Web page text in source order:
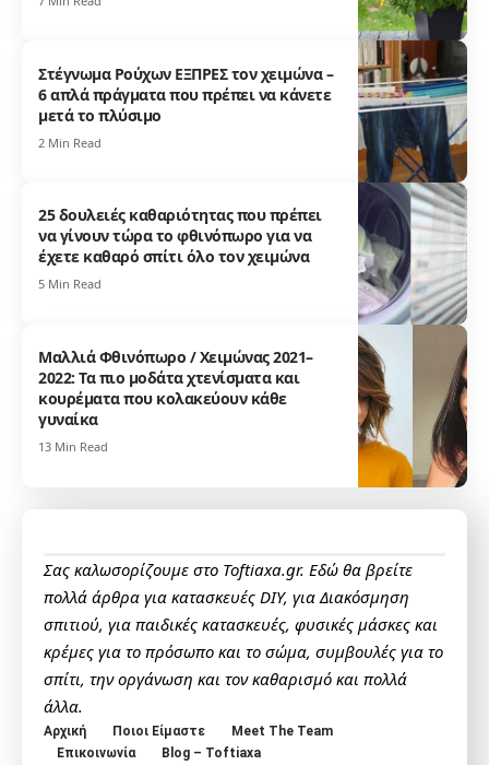
Στέγνωμα Ρούχων ΕΞΠΡΕΣ τον χειμώνα –
6 απλά πράγματα που πρέπει να κάνετε
μετά το πλύσιμο
2 Min Read
25 δουλειές καθαριότητας που πρέπει
να γίνουν τώρα το φθινόπωρο για να
έχετε καθαρό σπίτι όλο τον χειμώνα
5 Min Read
Μαλλιά Φθινόπωρο / Χειμώνας 2021–
2022: Τα πιο μοδάτα χτενίσματα και
κουρέματα που κολακεύουν κάθε
γυναίκα
13 Min Read
Σας καλωσορίζουμε στο Toftiaxa.gr. Εδώ θα βρείτε
πολλά άρθρα για κατασκευές DIY, για Διακόσμηση
σπιτιού, για παιδικές κατασκευές, φυσικές μάσκες και
κρέμες για το πρόσωπο και το σώμα, συμβουλές για το
σπίτι, την οργάνωση και τον καθαρισμό και πολλά
άλλα.
Αρχική Ποιοι Είμαστε
Meet The Team
Επικοινωνία
Blog – Toftiaxa